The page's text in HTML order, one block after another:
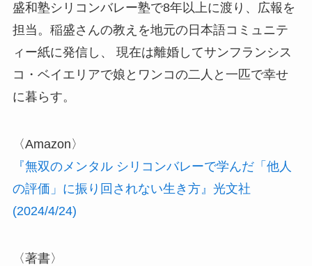
盛和塾シリコンバレー塾で8年以上に渡り、広報を
担当。稲盛さんの教えを地元の日本語コミュニテ
ィー紙に発信し、 現在は離婚してサンフランシス
コ・ベイエリアで娘とワンコの二人と一匹で幸せ
に暮らす。
〈Amazon〉
『無双のメンタル シリコンバレーで学んだ「他人
の評価」に振り回されない生き方』光文社
(2024/4/24)
〈著書〉